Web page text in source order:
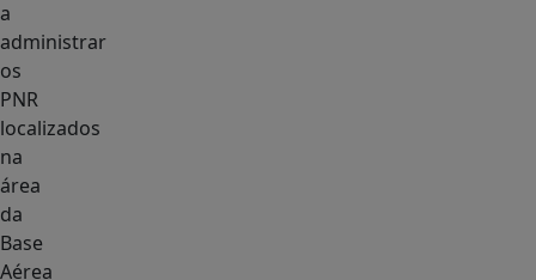
a
administrar
os
PNR
localizados
na
área
da
Base
Aérea